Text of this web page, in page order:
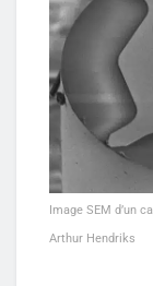
Image SEM d’un
Arthur Hendriks